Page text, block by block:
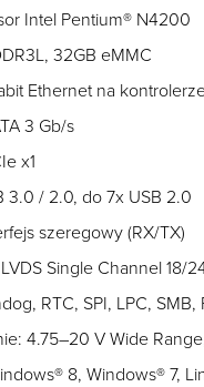
Intel Pentium® N4200
32GB eMMC
Ethernet na
3 Gb/s
x1
3.0 / 2.0, do 7x USB 2.0
szeregowy (RX/TX)
Single Channel 18/
RTC, SPI, LPC,
4.75–20 V Wide
8, Windows® 7,